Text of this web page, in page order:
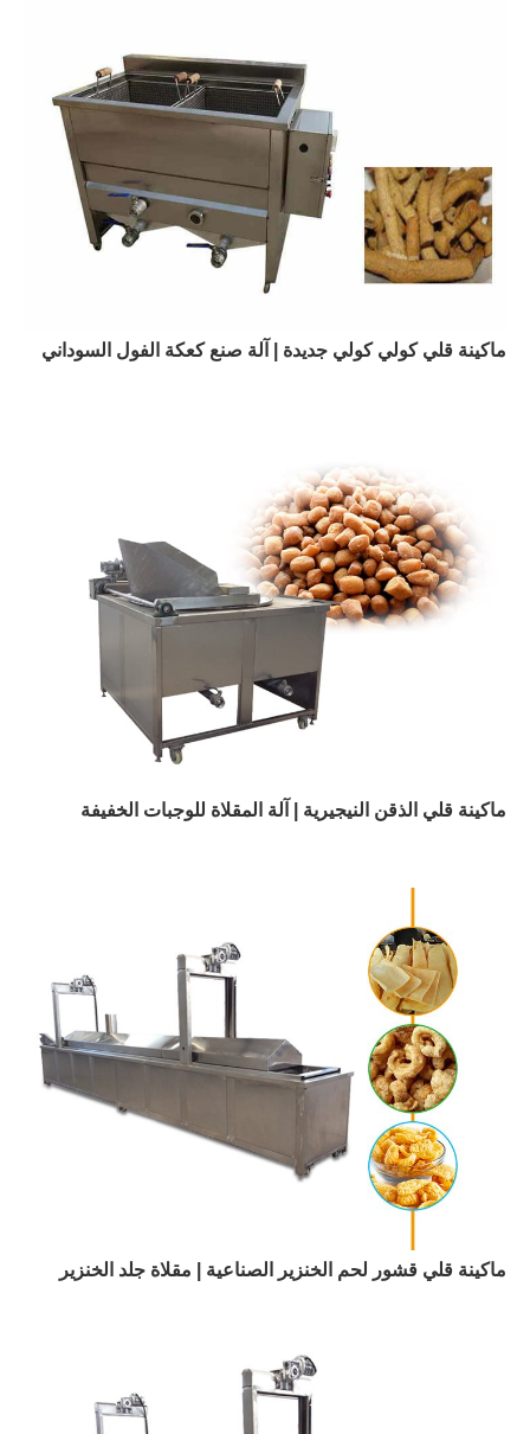
ماكينة قلي كولي كولي جديدة | آلة صنع كعكة الفول السوداني
ماكينة قلي الذقن النيجيرية | آلة المقلاة للوجبات الخفيفة
ماكينة قلي قشور لحم الخنزير الصناعية | مقلاة جلد الخنزير